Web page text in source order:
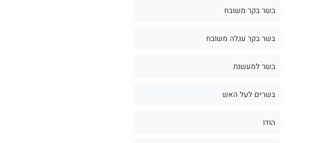
בשר בקר משובח
בשר בקר עגלה משובח
בשר למעשנת
בשרים לעל האש
הודו